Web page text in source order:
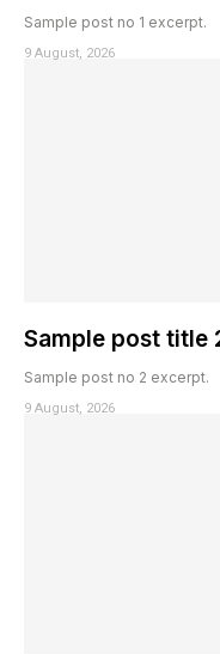
Sample post no 1 excerpt.
9 August, 2026
Sample post title
Sample post no 2 excerpt.
9 August, 2026